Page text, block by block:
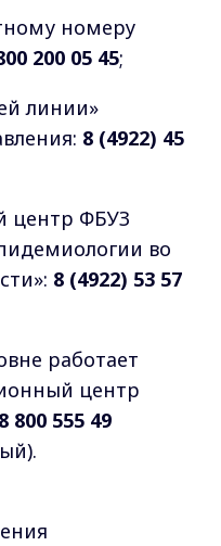
номеру
200 05 45;
линии»
8 (4922) 45
центр ФБУЗ
во
8 (4922) 53 57
работает
центр
8 800 555 49